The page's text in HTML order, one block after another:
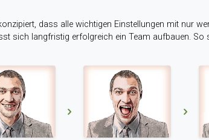
dass alle wichtigen Einstellungen mit nur
sich langfristig erfolgreich ein Team aufbauen. So